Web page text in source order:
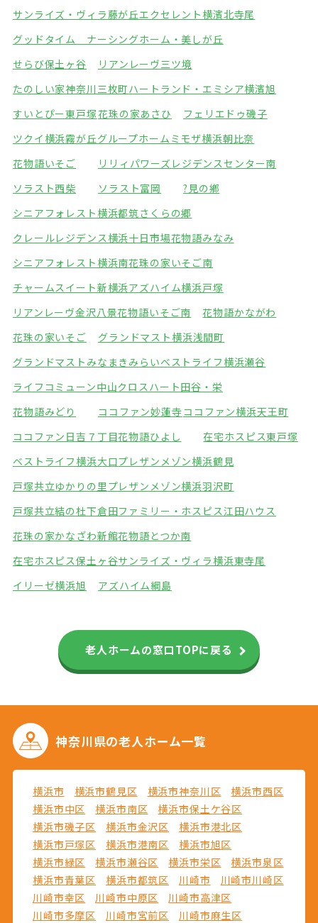
サンライズ・ヴィラ藤が丘エクセレント横濱北寺尾
グッドタイム ナーシングホーム・美しが丘
せらび保土ヶ谷
リアンレーヴ三ツ境
たのしい家神奈川三枚町ハートランド・エミシア横濱旭
すいとぴー東戸塚花珠の家あさひ
フェリエドゥ磯子
ツクイ横浜霧が丘グループホーム ミモザ横浜朝比奈
花物語いそご
リリィパワーズレジデンスセンター南
ソラスト西柴
ソラスト富岡
?見の鄕
シニアフォレスト横浜都筑さくらの郷
クレールレジデンス横浜十日市場花物語みなみ
シニアフォレスト横浜南花珠の家いそご南
チャームスイート新横浜アズハイム横浜戸塚
リアンレーヴ金沢八景花物語いそご南
花物語かながわ
花珠の家いそご
グランドマスト横浜浅間町
グランドマストみなまきみらいベストライフ横浜瀬谷
ライフコミューン中山クロスハート田谷・栄
花物語みどり
ココファン妙蓮寺ココファン横浜天王町
ココファン日吉７丁目花物語ひよし
在宅ホスピス東戸塚
ベストライフ横浜大口プレザンメゾン横浜鶴見
戸塚共立ゆかりの里 プレザンメゾン横浜羽沢町
戸塚共立結の杜下倉田ファミリー・ホスピス江田ハウス
花珠の家かなざわ新館花物語とつか南
在宅ホスピス保土ヶ谷サンライズ・ヴィラ横浜東寺尾
イリーゼ横浜旭
アズハイム綱島
老人ホームの窓口TOPに戻る
神奈川県の老人ホーム一覧
横浜市 横浜市鶴見区 横浜市神奈川区
横浜市西区
横浜市中区
横浜市南区
横浜市保土ケ谷区
横浜市磯子区
横浜市金沢区
横浜市港北区
横浜市戸塚区
横浜市港南区
横浜市旭区
横浜市緑区
横浜市瀬谷区 横浜市栄区
横浜市泉区
横浜市青葉区
横浜市都筑区 川崎市
川崎市川崎区
川崎市幸区
川崎市中原区
川崎市高津区
川崎市多摩区
川崎市宮前区
川崎市麻生区